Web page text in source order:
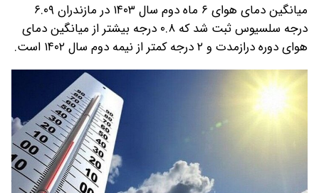
میانگین دمای هوای ۶ ماه دوم سال ۱۴۰۳ در مازندران ۶.۰۹
درجه سلسیوس ثبت شد که ۰.۸ درجه بیشتر از میانگین دمای
هوای دوره درازمدت و ۲ درجه کمتر از نیمه دوم سال ۱۴۰۲ است.